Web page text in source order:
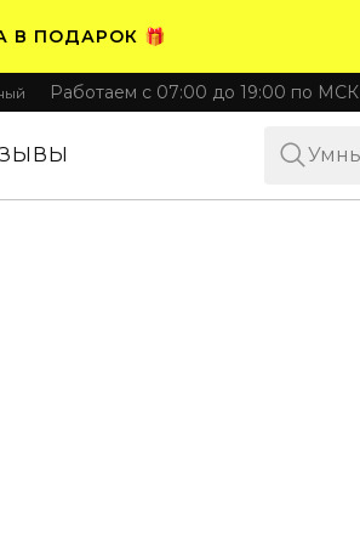
В ПОДАРОК 🎁
НОСИТЕ СРАЗУ 🛒
Работаем с 07:00 до 19:00 по МСК